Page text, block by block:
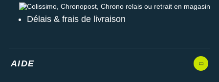
Colissimo, Chronopost, Chrono relais ou retrait en magasin
Délais & frais de livraison
AIDE